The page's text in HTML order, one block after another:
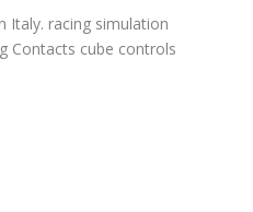
Italy. racing simulation
Contacts cube controls